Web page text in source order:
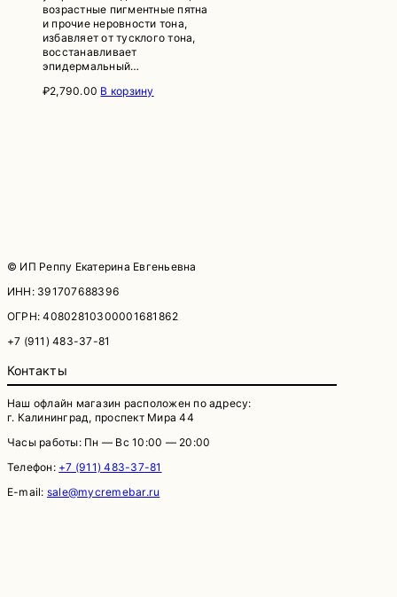
возрастные пигментные пятна
и прочие неровности тона,
избавляет от тусклого тона,
восстанавливает
эпидермальный…
₽2,790.00 В корзину
© ИП Реппу Екатерина Евгеньевна
ИНН: 391707688396
ОГРН: 40802810300001681862
+7 (911) 483-37-81
Контакты
Наш офлайн магазин расположен по адресу:
г. Калининград, проспект Мира 44
Часы работы: Пн — Вс 10:00 — 20:00
Телефон: +7 (911) 483-37-81
E-mail: sale@mycremebar.ru